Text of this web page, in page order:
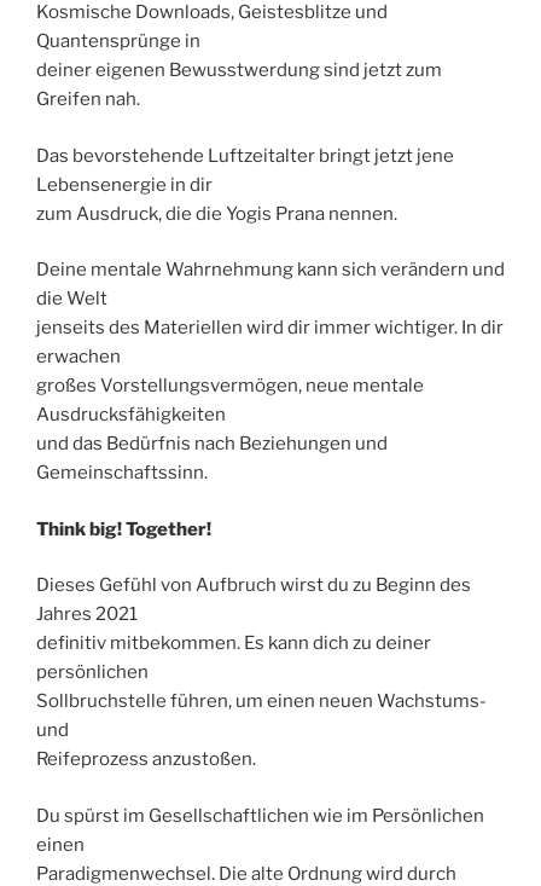
Kosmische Downloads, Geistesblitze und
Quantensprünge in
deiner eigenen Bewusstwerdung sind jetzt zum
Greifen nah.
Das bevorstehende Luftzeitalter bringt jetzt jene
Lebensenergie in dir
zum Ausdruck, die die Yogis Prana nennen.
Deine mentale Wahrnehmung kann sich verändern und
die Welt
jenseits des Materiellen wird dir immer wichtiger. In dir
erwachen
großes Vorstellungsvermögen, neue mentale
Ausdrucksfähigkeiten
und das Bedürfnis nach Beziehungen und
Gemeinschaftssinn.
Think big! Together!
Dieses Gefühl von Aufbruch wirst du zu Beginn des
Jahres 2021
definitiv mitbekommen. Es kann dich zu deiner
persönlichen
Sollbruchstelle führen, um einen neuen Wachstums-
und
Reifeprozess anzustoßen.
Du spürst im Gesellschaftlichen wie im Persönlichen
einen
Paradigmenwechsel. Die alte Ordnung wird durch